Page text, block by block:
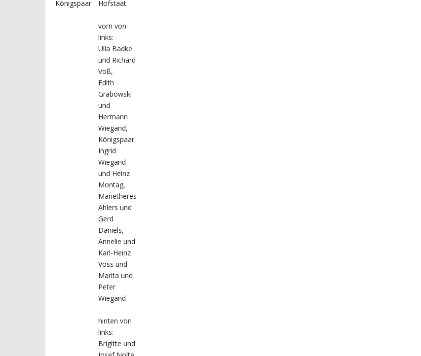
Königspaar Hofstaat
vorn von
links:
Ulla Badke
und Richard
Voß,
Edith
Grabowski
und
Hermann
Wiegand,
Königspaar
Ingrid
Wiegand
und Heinz
Montag,
Marietheres
Ahlers und
Gerd
Daniels,
Annelie und
Karl-Heinz
Voss und
Marita und
Peter
Wiegand
hinten von
links:
Brigitte und